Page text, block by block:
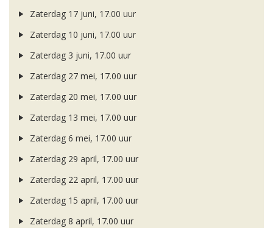
Zaterdag 17 juni, 17.00 uur
Zaterdag 10 juni, 17.00 uur
Zaterdag 3 juni, 17.00 uur
Zaterdag 27 mei, 17.00 uur
Zaterdag 20 mei, 17.00 uur
Zaterdag 13 mei, 17.00 uur
Zaterdag 6 mei, 17.00 uur
Zaterdag 29 april, 17.00 uur
Zaterdag 22 april, 17.00 uur
Zaterdag 15 april, 17.00 uur
Zaterdag 8 april, 17.00 uur